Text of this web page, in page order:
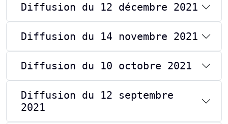
Diffusion du 12 décembre 2021
Diffusion du 14 novembre 2021
Diffusion du 10 octobre 2021
Diffusion du 12 septembre
2021